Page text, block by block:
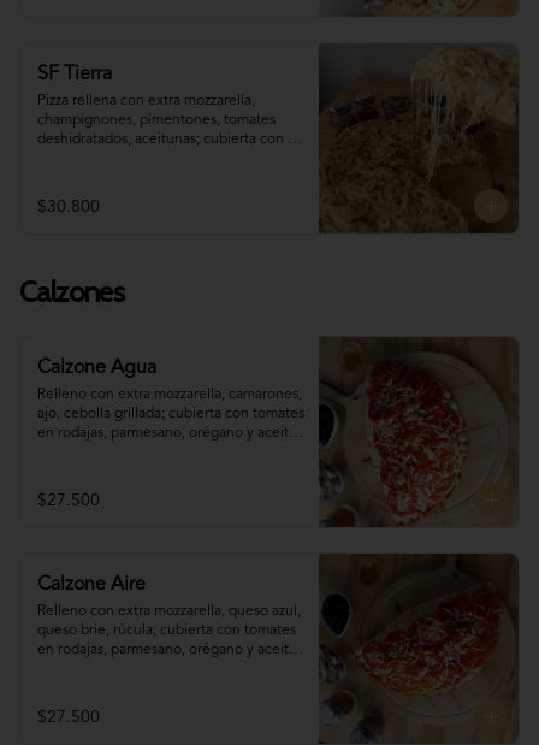
SF Tierra
Pizza rellena con extra mozzarella,
champignones, pimentones, tomates
deshidratados, aceitunas; cubierta con
pedidos programados con (al menos) 90
minutos de antelación)
$30.800
Calzones
Calzone Agua
Relleno con extra mozzarella, camarones,
ajo, cebolla grillada; cubierta con tomates
en rodajas, parmesano, orégano y aceite
de antelación)
$27.500
Calzone Aire
Relleno con extra mozzarella, queso azul,
queso brie, rúcula; cubierta con tomates
en rodajas, parmesano, orégano y aceite
de antelación)
$27.500